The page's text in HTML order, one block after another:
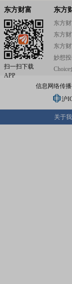
东方财富
扫一扫下载
APP
东方
东方
东方
东方
妙想
信息网络传
沪
关于